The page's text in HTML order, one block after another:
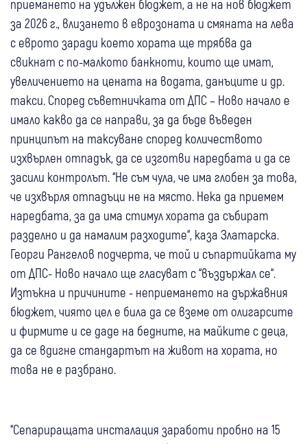
приемането на удължен бюджет, а не на нов бюджет
за 2026 г., влизането в еврозоната и смяната на лева
с еврото заради което хората ще трябва да
свикнат с по-малкото банкноти, които ще имат,
увеличението на цената на водата, данъците и др.
такси. Според съветничката от ДПС – Ново начало е
имало какво да се направи, за да бъде въведен
принципът на таксуване според количеството
изхвърлен отпадък, да се изготви наредбата и да се
засили контролът. “Не съм чула, че има глобен за това,
че изхвърля отпадъци не на място. Нека да приемем
наредбата, за да има стимул хората да събират
разделно и да намалим разходите“, каза Златарска.
Георги Рангелов подчерта, че той и съпартийката му
от ДПС- Ново начало ще гласуват с “въздържал се“.
Изтъкна и причините - неприемането на държавния
бюджет, чиято цел е била да се вземе от олигарсите
и фирмите и се даде на бедните, на майките с деца,
да се вдигне стандартът на живот на хората, но
това не е разбрано.
“Сепариращата инсталация заработи пробно на 15